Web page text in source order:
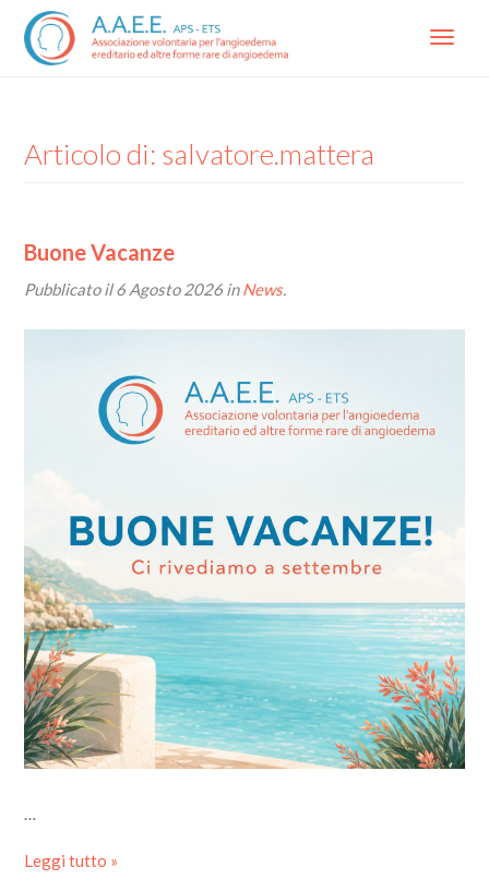
Menu
Articolo di: salvatore.mattera
Buone Vacanze
Pubblicato il6 Agosto 2026 inNews.
…
Leggi tutto »